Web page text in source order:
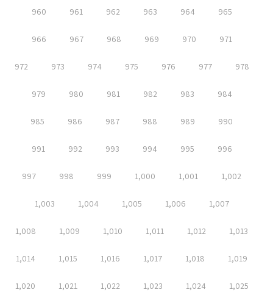
960 961 962 963 964 965
966 967 968 969 970 971
972 973 974 975 976 977 978
979 980 981 982 983 984
985 986 987 988 989 990
991 992 993 994 995 996
997 998 999 1,000 1,001 1,002
1,003 1,004 1,005 1,006 1,007
1,008 1,009 1,010 1,011 1,012 1,013
1,014 1,015 1,016 1,017 1,018 1,019
1,020 1,021 1,022 1,023 1,024 1,025